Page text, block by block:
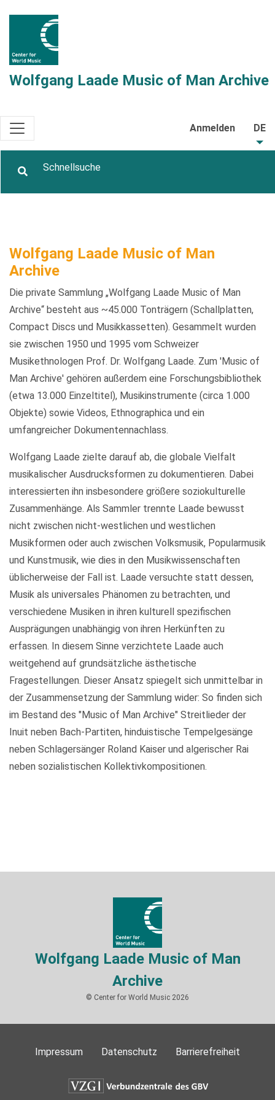
Wolfgang Laade Music of Man Archive
Anmelden DE
Wolfgang Laade Music of Man
Archive
Die private Sammlung „Wolfgang Laade Music of Man
Archive“ besteht aus ~45.000 Tonträgern (Schallplatten,
Compact Discs und Musikkassetten). Gesammelt wurden
sie zwischen 1950 und 1995 vom Schweizer
Musikethnologen Prof. Dr. Wolfgang Laade. Zum 'Music of
Man Archive' gehören außerdem eine Forschungsbibliothek
(etwa 13.000 Einzeltitel), Musikinstrumente (circa 1.000
Objekte) sowie Videos, Ethnographica und ein
umfangreicher Dokumentennachlass.
Wolfgang Laade zielte darauf ab, die globale Vielfalt
musikalischer Ausdrucksformen zu dokumentieren. Dabei
interessierten ihn insbesondere größere soziokulturelle
Zusammenhänge. Als Sammler trennte Laade bewusst
nicht zwischen nicht-westlichen und westlichen
Musikformen oder auch zwischen Volksmusik, Popularmusik
und Kunstmusik, wie dies in den Musikwissenschaften
üblicherweise der Fall ist. Laade versuchte statt dessen,
Musik als universales Phänomen zu betrachten, und
verschiedene Musiken in ihren kulturell spezifischen
Ausprägungen unabhängig von ihren Herkünften zu
erfassen. In diesem Sinne verzichtete Laade auch
weitgehend auf grundsätzliche ästhetische
Fragestellungen. Dieser Ansatz spiegelt sich unmittelbar in
der Zusammensetzung der Sammlung wider: So finden sich
im Bestand des "Music of Man Archive" Streitlieder der
Inuit neben Bach-Partiten, hinduistische Tempelgesänge
neben Schlagersänger Roland Kaiser und algerischer Rai
neben sozialistischen Kollektivkompositionen.
Wolfgang Laade Music of Man
Archive
© Center for World Music 2026
Impressum Datenschutz Barrierefreiheit